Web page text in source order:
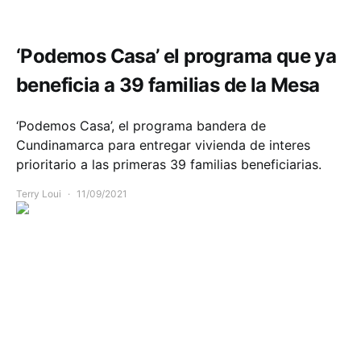
‘Podemos Casa’ el programa que ya
beneficia a 39 familias de la Mesa
‘Podemos Casa’, el programa bandera de
Cundinamarca para entregar vivienda de interes
prioritario a las primeras 39 familias beneficiarias.
Terry Loui 11/09/2021